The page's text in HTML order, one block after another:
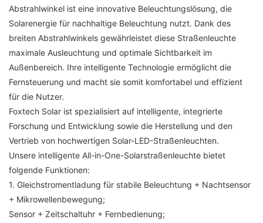
Abstrahlwinkel ist eine innovative Beleuchtungslösung, die
Solarenergie für nachhaltige Beleuchtung nutzt. Dank des
breiten Abstrahlwinkels gewährleistet diese Straßenleuchte
maximale Ausleuchtung und optimale Sichtbarkeit im
Außenbereich. Ihre intelligente Technologie ermöglicht die
Fernsteuerung und macht sie somit komfortabel und effizient
für die Nutzer.
Foxtech Solar ist spezialisiert auf intelligente, integrierte
Forschung und Entwicklung sowie die Herstellung und den
Vertrieb von hochwertigen Solar-LED-Straßenleuchten.
Unsere intelligente All-in-One-Solarstraßenleuchte bietet
folgende Funktionen:
1. Gleichstromentladung für stabile Beleuchtung + Nachtsensor
+ Mikrowellenbewegung;
Sensor + Zeitschaltuhr + Fernbedienung;